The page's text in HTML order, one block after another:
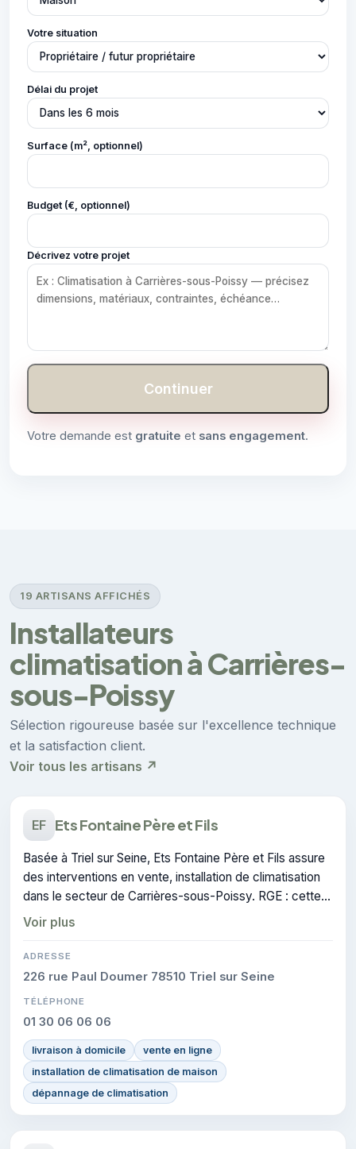
Votre situation
Délai du projet
Surface (m², optionnel)
Budget (€, optionnel)
Décrivez votre projet
Continuer
Votre demande est gratuite et sans engagement.
19 ARTISANS AFFICHÉS
Installateurs
climatisation à Carrières-
sous-Poissy
Sélection rigoureuse basée sur l'excellence technique
et la satisfaction client.
Voir tous les artisans ↗
EF Ets Fontaine Père et Fils
Basée à Triel sur Seine, Ets Fontaine Père et Fils assure
des interventions en vente, installation de climatisation
dans le secteur de Carrières-sous-Poissy. RGE : cette
certification atteste du savoir-faire de l'entreprise.
Voir plus
ADRESSE
226 rue Paul Doumer 78510 Triel sur Seine
TÉLÉPHONE
01 30 06 06 06
livraison à domicile
vente en ligne
installation de climatisation de maison
dépannage de climatisation